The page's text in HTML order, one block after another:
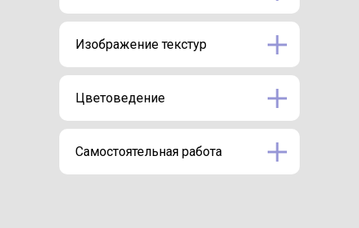
Изображение текстур
Цветоведение
Самостоятельная работа